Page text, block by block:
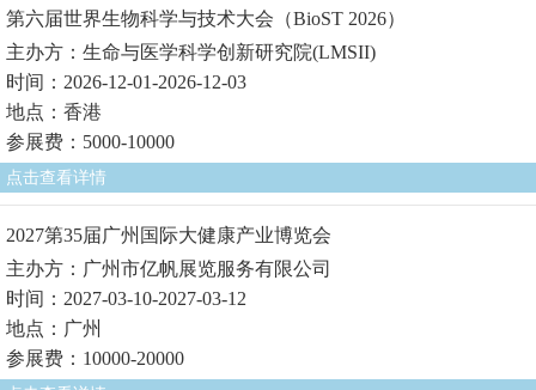
第六届世界生物科学与技术大会（BioST 2026）
主办方：生命与医学科学创新研究院(LMSII)
时间：2026-12-01-2026-12-03
地点：香港
参展费：5000-10000
点击查看详情
2027第35届广州国际大健康产业博览会
主办方：广州市亿帆展览服务有限公司
时间：2027-03-10-2027-03-12
地点：广州
参展费：10000-20000